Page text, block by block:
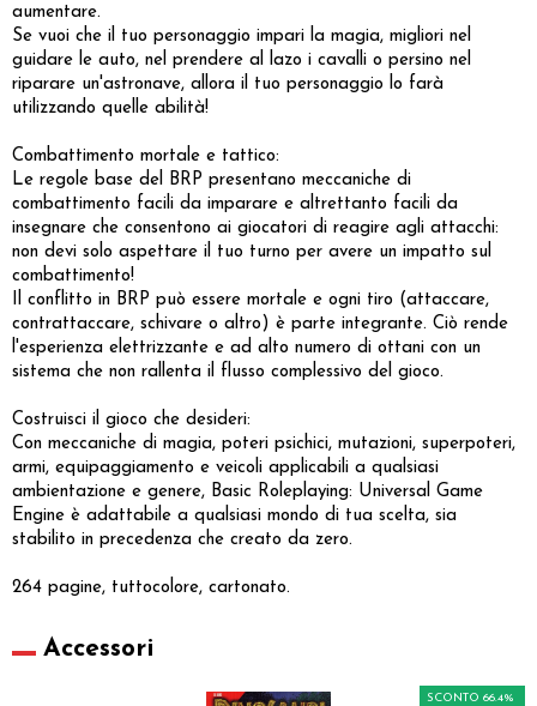
aumentare.
Se vuoi che il tuo personaggio impari la magia, migliori nel
guidare le auto, nel prendere al lazo i cavalli o persino nel
riparare un'astronave, allora il tuo personaggio lo farà
utilizzando quelle abilità!
Combattimento mortale e tattico:
Le regole base del BRP presentano meccaniche di
combattimento facili da imparare e altrettanto facili da
insegnare che consentono ai giocatori di reagire agli attacchi:
non devi solo aspettare il tuo turno per avere un impatto sul
combattimento!
Il conflitto in BRP può essere mortale e ogni tiro (attaccare,
contrattaccare, schivare o altro) è parte integrante. Ciò rende
l'esperienza elettrizzante e ad alto numero di ottani con un
sistema che non rallenta il flusso complessivo del gioco.
Costruisci il gioco che desideri:
Con meccaniche di magia, poteri psichici, mutazioni, superpoteri,
armi, equipaggiamento e veicoli applicabili a qualsiasi
ambientazione e genere, Basic Roleplaying: Universal Game
Engine è adattabile a qualsiasi mondo di tua scelta, sia
stabilito in precedenza che creato da zero.
264 pagine, tuttocolore, cartonato.
Accessori
SCONTO 66.4%